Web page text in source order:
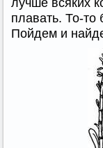
лучше всяких
плавать. То-то
Пойдем и